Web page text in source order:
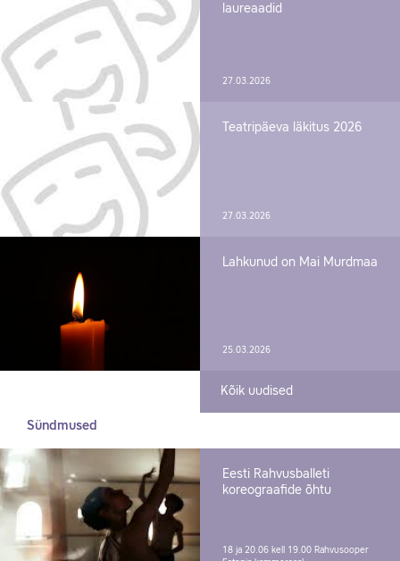
laureaadid
27.03.2026
Teatripäeva läkitus 2026
27.03.2026
Lahkunud on Mai Murdmaa
25.03.2026
Kõik uudised
Sündmused
Eesti Rahvusballeti
koreograafide õhtu
18 ja 20.06 kell 19.00 Rahvusooper